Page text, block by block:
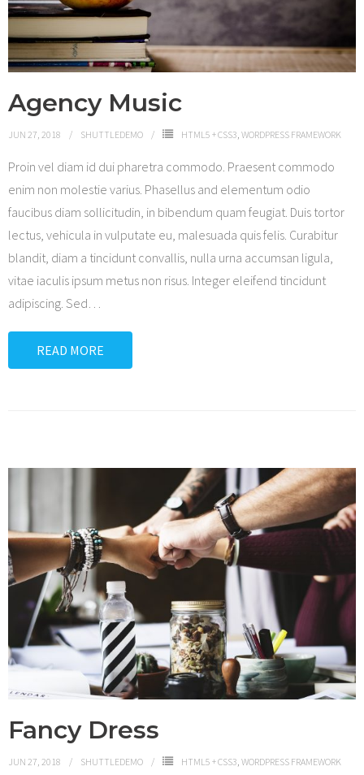
Agency Music
JUN 27, 2018 SHUTTLEDEMO HTML5 + CSS3, WORDPRESS FRAMEWORK
Proin vel diam id dui pharetra commodo. Praesent commodo
enim non molestie varius. Phasellus and elementum odio
faucibus diam sollicitudin, in bibendum quam feugiat. Duis tortor
lectus, vehicula in vulputate eu, malesuada quis felis. Curabitur
blandit, diam a tincidunt convallis, nulla urna accumsan ligula,
vitae iaculis ipsum metus non risus. Integer eleifend tincidunt
adipiscing. Sed…
READ MORE
Fancy Dress
JUN 27, 2018 SHUTTLEDEMO HTML5 + CSS3, WORDPRESS FRAMEWORK